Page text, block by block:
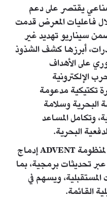
يقتصر على دعم
فاعليات المعرض قدمت
سيناريو تهديد غير
أبرزها كشف الشذوذ
على الأهداف
الإلكترونية
تكتيكية مدعومة
البحرية وسلامة
وتكامل المساعد
البحرية.
ويتيح التصميم المعياري والموزع لمنظومة ADVENT إدماج
تحديثات برمجية، بما
ويسهم في
القائمة.